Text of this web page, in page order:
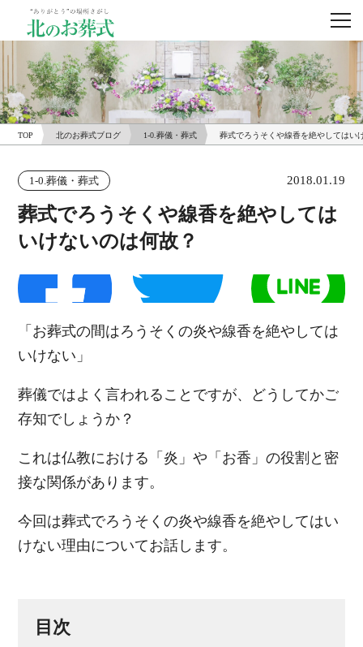
TOP 北のお葬式ブログ 1-0.葬儀・葬式 葬式でろうそくや線香を絶やしてはい
1-0.葬儀・葬式 2018.01.19
葬式でろうそくや線香を絶やしては
いけないのは何故？
「お葬式の間はろうそくの炎や線香を絶やしては
いけない」
葬儀ではよく言われることですが、どうしてかご
存知でしょうか？
これは仏教における「炎」や「お香」の役割と密
接な関係があります。
今回は葬式でろうそくの炎や線香を絶やしてはい
けない理由についてお話します。
目次